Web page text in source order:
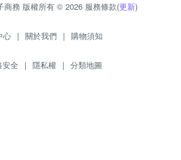
商務 版權所有 © 2026 服務條款(更新)
心 | 關於我們 | 購物須知
安全 | 隱私權 | 分類地圖